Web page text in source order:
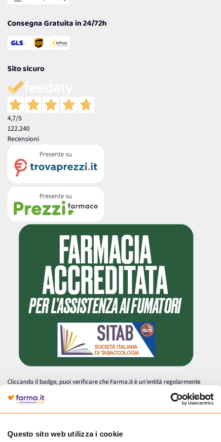
Questo sito web utilizza i cookie
Consegna Gratuita in 24/72h
Sito sicuro
4,7/5
122.240
Recensioni
Cliccando il badge, puoi verificare che Farma.it è un'entità regolarmente
autorizzata dal Ministero della Salute a effettuare la vendita online di
medicinali.